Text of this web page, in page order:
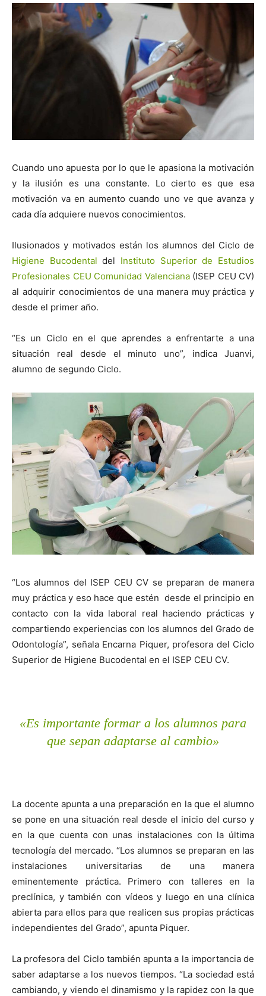
Cuando uno apuesta por lo que le apasiona la motivación
y la ilusión es una constante. Lo cierto es que esa
motivación va en aumento cuando uno ve que avanza y
cada día adquiere nuevos conocimientos.
Ilusionados y motivados están los alumnos del Ciclo de
Higiene Bucodental del Instituto Superior de Estudios
Profesionales CEU Comunidad Valenciana(ISEP CEU CV)
al adquirir conocimientos de una manera muy práctica y
desde el primer año.
“Es un Ciclo en el que aprendes a enfrentarte a una
situación real desde el minuto uno”, indica Juanvi,
alumno de segundo Ciclo.
“Los alumnos del ISEP CEU CV se preparan de manera
muy práctica y eso hace que estén desde el principio en
contacto con la vida laboral real haciendo prácticas y
compartiendo experiencias con los alumnos del Grado de
Odontología”, señala Encarna Piquer, profesora del Ciclo
Superior de Higiene Bucodental en el ISEP CEU CV.
«Es importante formar a los alumnos para
que sepan adaptarse al cambio»
La docente apunta a una preparación en la que el alumno
se pone en una situación real desde el inicio del curso y
en la que cuenta con unas instalaciones con la última
tecnología del mercado. “Los alumnos se preparan en las
instalaciones universitarias de una manera
eminentemente práctica. Primero con talleres en la
preclínica, y también con vídeos y luego en una clínica
abierta para ellos para que realicen sus propias prácticas
independientes del Grado”, apunta Piquer.
La profesora del Ciclo también apunta a la importancia de
saber adaptarse a los nuevos tiempos. “La sociedad está
cambiando, y viendo el dinamismo y la rapidez con la que